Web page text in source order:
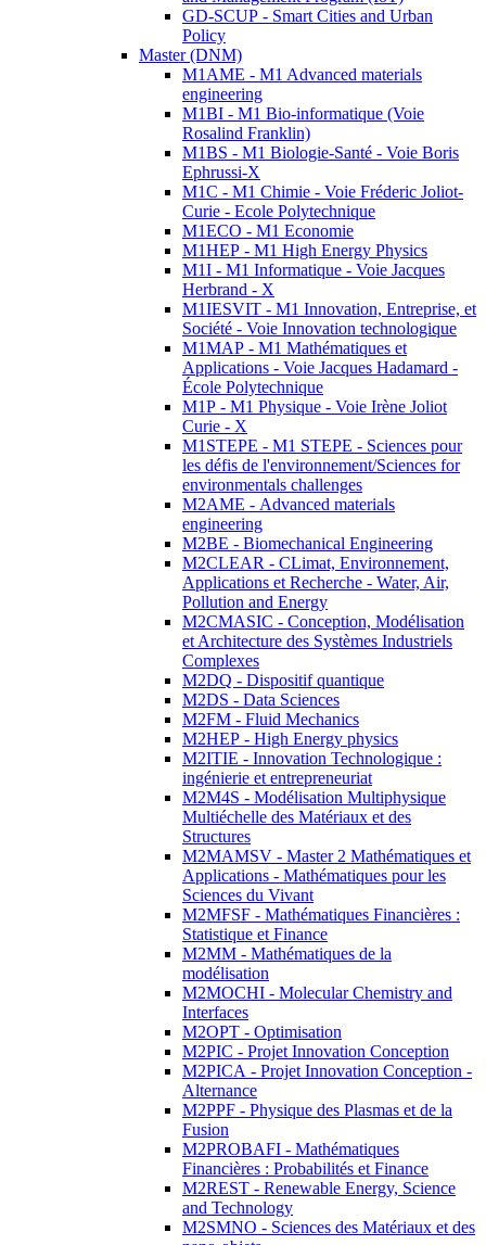
GD-SCUP - Smart Cities and Urban
Policy
Master (DNM)
M1AME - M1 Advanced materials
engineering
M1BI - M1 Bio-informatique (Voie
Rosalind Franklin)
M1BS - M1 Biologie-Santé - Voie Boris
Ephrussi-X
M1C - M1 Chimie - Voie Fréderic Joliot-
Curie - Ecole Polytechnique
M1ECO - M1 Economie
M1HEP - M1 High Energy Physics
M1I - M1 Informatique - Voie Jacques
Herbrand - X
M1IESVIT - M1 Innovation, Entreprise, et
Société - Voie Innovation technologique
M1MAP - M1 Mathématiques et
Applications - Voie Jacques Hadamard -
École Polytechnique
M1P - M1 Physique - Voie Irène Joliot
Curie - X
M1STEPE - M1 STEPE - Sciences pour
les défis de l'environnement/Sciences for
environmentals challenges
M2AME - Advanced materials
engineering
M2BE - Biomechanical Engineering
M2CLEAR - CLimat, Environnement,
Applications et Recherche - Water, Air,
Pollution and Energy
M2CMASIC - Conception, Modélisation
et Architecture des Systèmes Industriels
Complexes
M2DQ - Dispositif quantique
M2DS - Data Sciences
M2FM - Fluid Mechanics
M2HEP - High Energy physics
M2ITIE - Innovation Technologique :
ingénierie et entrepreneuriat
M2M4S - Modélisation Multiphysique
Multiéchelle des Matériaux et des
Structures
M2MAMSV - Master 2 Mathématiques et
Applications - Mathématiques pour les
Sciences du Vivant
M2MFSF - Mathématiques Financières :
Statistique et Finance
M2MM - Mathématiques de la
modélisation
M2MOCHI - Molecular Chemistry and
Interfaces
M2OPT - Optimisation
M2PIC - Projet Innovation Conception
M2PICA - Projet Innovation Conception -
Alternance
M2PPF - Physique des Plasmas et de la
Fusion
M2PROBAFI - Mathématiques
Financières : Probabilités et Finance
M2REST - Renewable Energy, Science
and Technology
M2SMNO - Sciences des Matériaux et des